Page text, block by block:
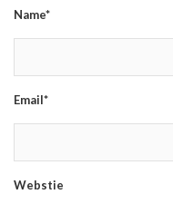
Name*
Email*
Webstie